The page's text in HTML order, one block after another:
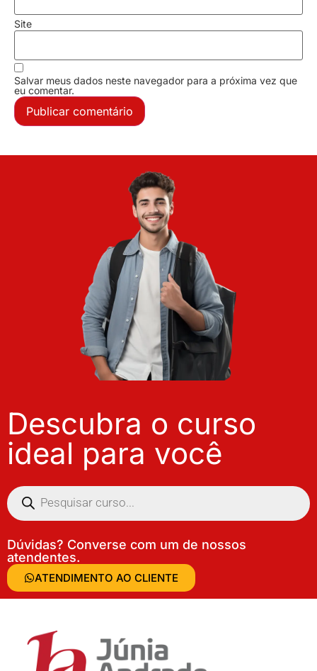
Site
Salvar meus dados neste navegador para a próxima vez que
eu comentar.
Descubra o curso
ideal para você
Dúvidas? Converse com um de nossos
atendentes.
ATENDIMENTO AO CLIENTE